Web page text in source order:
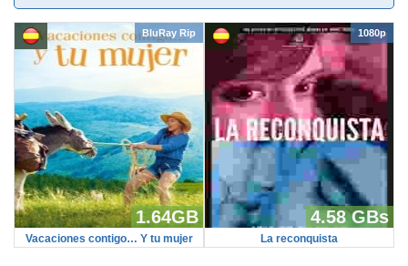
BluRay Rip
1.64GB
Vacaciones contigo… Y tu mujer
1080p
4.58 GBs
La reconquista